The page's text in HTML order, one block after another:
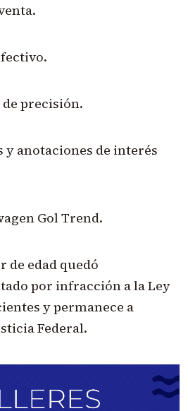
precisión.
y anotaciones de interés
Gol Trend.
de edad quedó
por infracción a la Ley
y permanece a
Federal.